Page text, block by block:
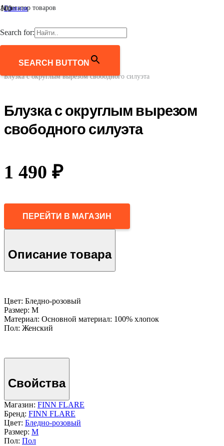
Агрегатор товаров
Search for:
SEARCH BUTTON
Главная
/
Блузки и рубашки
Блузка с округлым вырезом свободного силуэта
Блузка с округлым вырезом
свободного силуэта
1 490 ₽
ПЕРЕЙТИ В МАГАЗИН
Описание товара
Цвет: Бледно-розовый
Размер: M
Материал: Основной материал: 100% хлопок
Пол: Женский
Свойства
Магазин: FINN FLARE
Бренд: FINN FLARE
Цвет: Бледно-розовый
Размер: M
Пол: Пол